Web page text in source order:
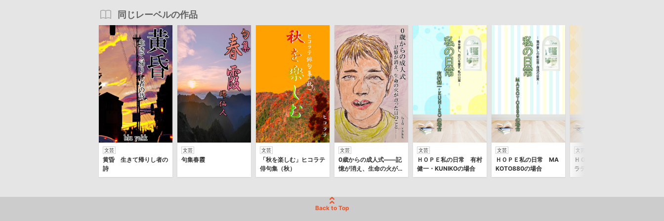
同じレーベルの作品
文芸
黄昏 生きて帰りし者の
詩
文芸
句集春霞
文芸
「秋を楽しむ」ヒコラテ
俳句集（秋）
文芸
0歳からの成人式――記
憶が消え、生命の火が点
った日のこと――
文芸
ＨＯＰＥ私の日常 有村
健一・KUNIKOの場合
文芸
ＨＯＰＥ私の日常 MA
KOTO880の場合
文芸
ＨＯＰＥ私の日常 ヒコ
ラテの場合
Back to Top